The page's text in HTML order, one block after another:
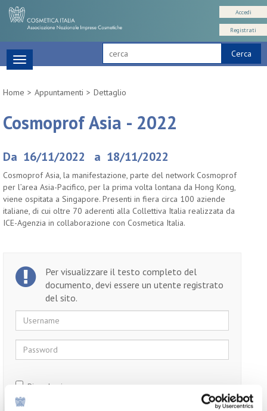
Cerca
Accedi
Registrati
Toggle
navigation
Home
Appuntamenti Dettaglio
Cosmoprof Asia - 2022
Da 16/11/2022 a 18/11/2022
Cosmoprof Asia, la manifestazione, parte del network Cosmoprof
per l’area Asia-Pacifico, per la prima volta lontana da Hong Kong,
viene ospitata a Singapore. Presenti in fiera circa 100 aziende
italiane, di cui oltre 70 aderenti alla Collettiva Italia realizzata da
ICE-Agenzia in collaborazione con Cosmetica Italia.
Per visualizzare il testo completo del
documento, devi essere un utente registrato
del sito.
Username
Password
Ricordami